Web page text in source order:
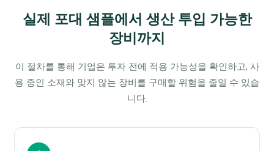
실제 포대 샘플에서 생산 투입 가능한
장비까지
이 절차를 통해 기업은 투자 전에 적용 가능성을 확인하고, 사
용 중인 소재와 맞지 않는 장비를 구매할 위험을 줄일 수 있습
니다.